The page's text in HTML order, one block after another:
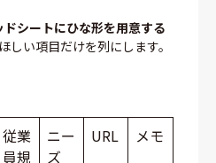
シートにひな形を用意する
しい項目だけを列にします。
従業
員規
ニー
ズ
URL メモ